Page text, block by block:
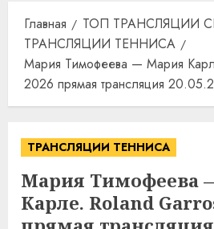
Главная
ТОП ТРАНСЛЯЦИИ
ТРАНСЛЯЦИИ ТЕННИСА
Мария Тимофеева — Мария
2026 прямая трансляция
ТРАНСЛЯЦИИ ТЕННИСА
Мария Тимофеева
Карле. Roland